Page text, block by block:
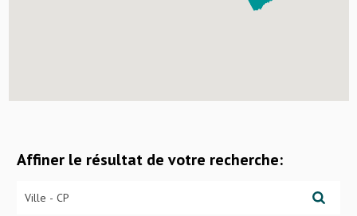
Affiner le résultat de votre recherche: